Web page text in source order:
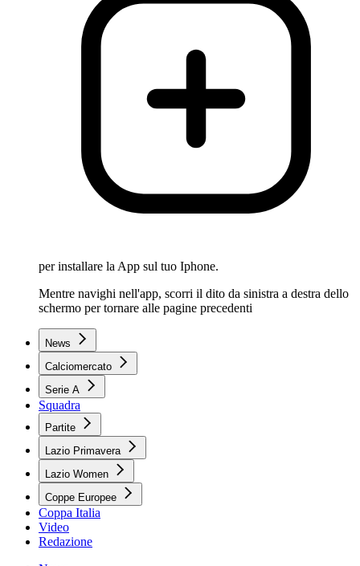
per installare la App sul tuo Iphone.
Mentre navighi nell'app, scorri il dito da sinistra a destra dello
schermo per tornare alle pagine precedenti
News
Calciomercato
Serie A
Squadra
Partite
Lazio Primavera
Lazio Women
Coppe Europee
Coppa Italia
Video
Redazione